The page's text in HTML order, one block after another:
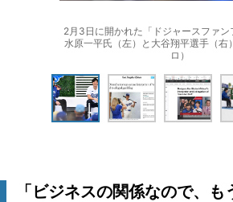
2月3日に開かれた「ドジャースファン
水原一平氏（左）と大谷翔平選手（右
ロ）
「ビジネスの関係なので、